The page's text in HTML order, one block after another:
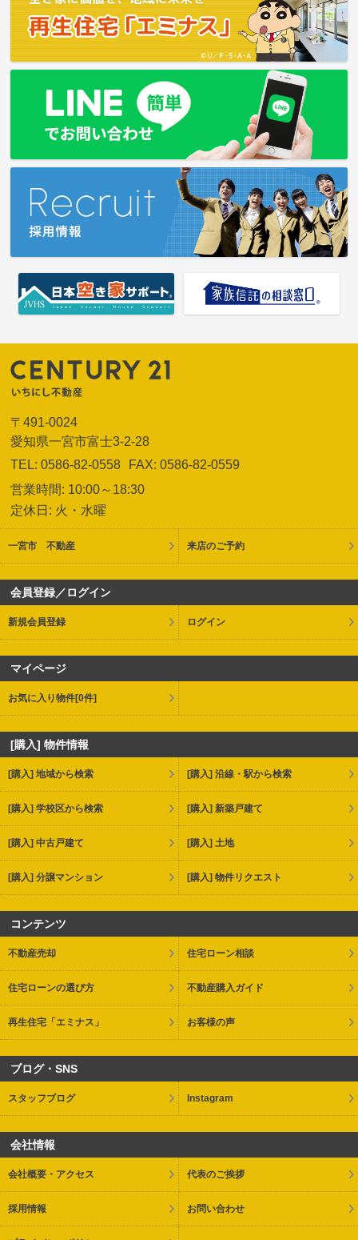
〒491-0024
愛知県一宮市富士3-2-28
TEL: 0586-82-0558
FAX: 0586-82-0559
営業時間: 10:00～18:30
定休日: 火・水曜
一宮市 不動産 来店のご予約
会員登録／ログイン
新規会員登録 ログイン
マイページ
お気に入り物件[0件]
[購入] 物件情報
[購入] 地域から検索 [購入] 沿線・駅から検索
[購入] 学校区から検索 [購入] 新築戸建て
[購入] 中古戸建て [購入] 土地
[購入] 分譲マンション [購入] 物件リクエスト
コンテンツ
不動産売却 住宅ローン相談
住宅ローンの選び方 不動産購入ガイド
再生住宅「エミナス」 お客様の声
ブログ・SNS
スタッフブログ Instagram
会社情報
会社概要・アクセス 代表のご挨拶
採用情報 お問い合わせ